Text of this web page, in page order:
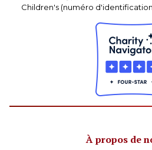
Children's (numéro d'identification
À propos de